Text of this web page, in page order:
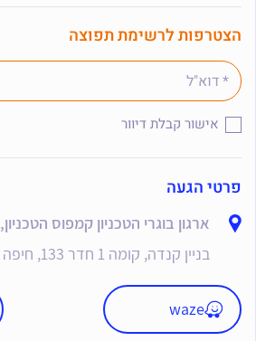
פרטי הגעה
ארגון בוגרי הטכניון קמפוס הטכניון,
בניין קנדה, קומה 1 חדר 133, חיפה
waze
הצטרפות לרשימת תפוצה
אישור קבלת דיוור